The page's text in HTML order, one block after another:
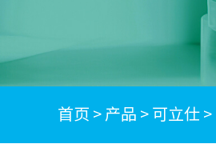
首页 >产品 >可立仕>